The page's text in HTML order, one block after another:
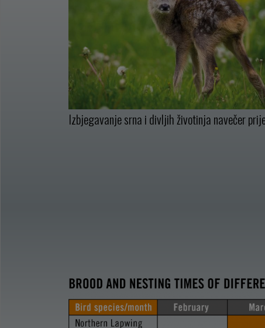
Izbjegavanje srna i divljih životinja navečer